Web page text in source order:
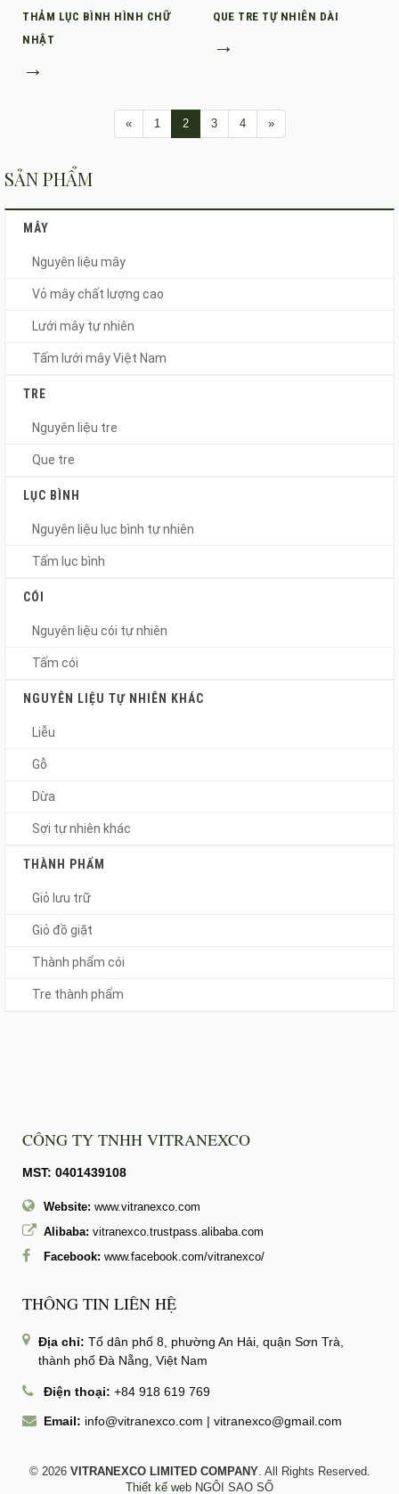
THẢM LỤC BÌNH HÌNH CHỮ
NHẬT
→
QUE TRE TỰ NHIÊN DÀI
→
« 1 2 3 4 »
SẢN PHẨM
MÂY
Nguyên liệu mây
Vỏ mây chất lượng cao
Lưới mây tự nhiên
Tấm lưới mây Việt Nam
TRE
Nguyên liệu tre
Que tre
LỤC BÌNH
Nguyên liệu lục bình tự nhiên
Tấm lục bình
CÓI
Nguyên liệu cói tự nhiên
Tấm cói
NGUYÊN LIỆU TỰ NHIÊN KHÁC
Liễu
Gỗ
Dừa
Sợi tự nhiên khác
THÀNH PHẨM
Giỏ lưu trữ
Giỏ đồ giặt
Thành phẩm cói
Tre thành phẩm
CÔNG TY TNHH VITRANEXCO
MST: 0401439108
Website: www.vitranexco.com
Alibaba: vitranexco.trustpass.alibaba.com
Facebook: www.facebook.com/vitranexco/
THÔNG TIN LIÊN HỆ
Địa chỉ: Tổ dân phố 8, phường An Hải, quận Sơn Trà,
thành phố Đà Nẵng, Việt Nam
Điện thoại: +84 918 619 769
Email: info@vitranexco.com | vitranexco@gmail.com
© 2026 VITRANEXCO LIMITED COMPANY. All Rights Reserved.
Thiết kế web NGÔI SAO SỐ